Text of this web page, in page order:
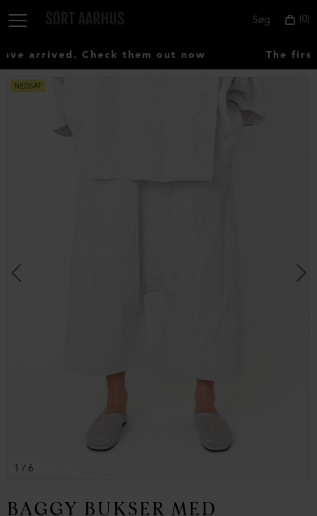
0
Søg
arrived. Check them out now The first
NEDSAT
1 / 6
BAGGY BUKSER MED